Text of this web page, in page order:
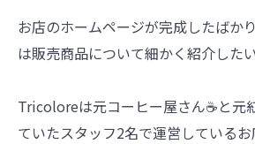
お店のホームページが完成したばか
は販売商品について細かく紹介した
Tricoloreは元コーヒー屋さん☕️と元
ていたスタッフ2名で運営しているお